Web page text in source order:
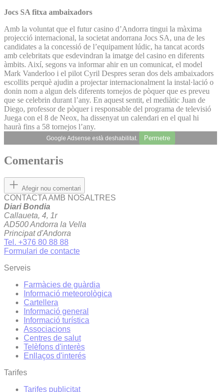
Jocs SA fitxa ambaixadors
Amb la voluntat que el futur casino d’Andorra tingui la màxima
projecció internacional, la societat andorrana Jocs SA, una de les
candidates a la concessió de l’equipament lúdic, ha tancat acords
amb celebritats que esdevindran la imatge del casino en diferents
àmbits. Així, segons va informar ahir en un comunicat, el model
Mark Vanderloo i el pilot Cyril Despres seran dos dels ambaixadors
escollits perquè ajudin a projectar internacionalment la instal·lació o
donin nom a algun dels diferents tornejos de pòquer que es preveu
que se celebrin durant l’any. En aquest sentit, el mediàtic Juan de
Diego, professor de pòquer i responsable del programa de televisió
Juega con el 8 de Neox, ha dissenyat un calendari en el qual hi
haurà fins a 58 tornejos l’any.
Google Adsense està deshabilitat. Permetre
Comentaris
Afegir nou comentari
CONTACTA AMB NOSALTRES
Diari Bondia
Callaueta, 4, 1r
AD500 Andorra la Vella
Principat d'Andorra
Tel. +376 80 88 88
Formulari de contacte
Serveis
Farmàcies de guàrdia
Informació meteorològica
Cartellera
Informació general
Informació turística
Associacions
Centres de salut
Telèfons d'interès
Enllaços d'interés
Tarifes
Tarifes publicitat